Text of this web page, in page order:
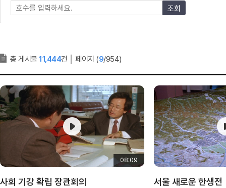
조회
총 게시물 11,444건 페이지 (9/954)
08:09
사회 기강 확립 장관회의 서울 새로운 한생전